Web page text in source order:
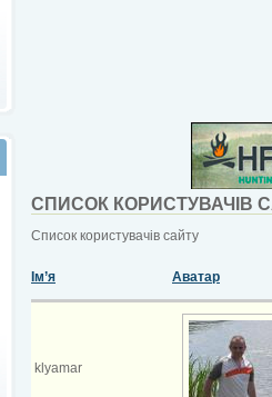
СПИСОК КОРИСТУВАЧІВ
Список користувачів сайту
Ім’я Аватар
klyamar